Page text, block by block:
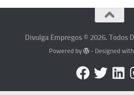
Divulga Empregos © 2026. Todos
Powered by - Designed with